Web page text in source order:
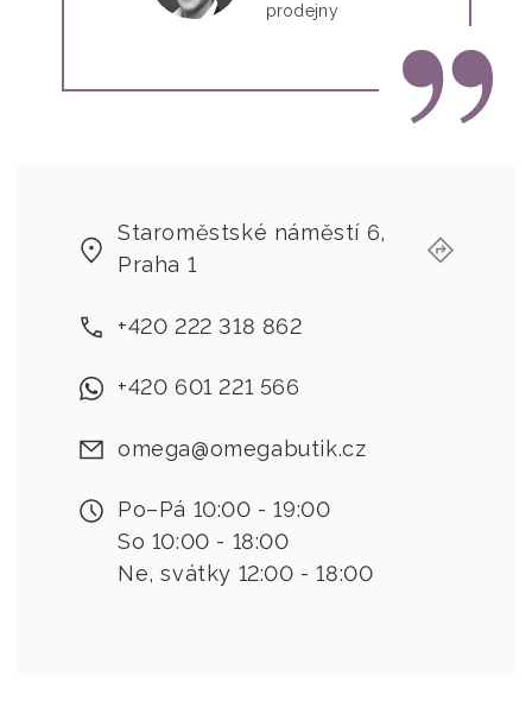
prodejny
Staroměstské náměstí 6,
Praha 1
+420 222 318 862
+420 601 221 566
omega@omegabutik.cz
Po–Pá 10:00 - 19:00
So 10:00 - 18:00
Ne, svátky 12:00 - 18:00